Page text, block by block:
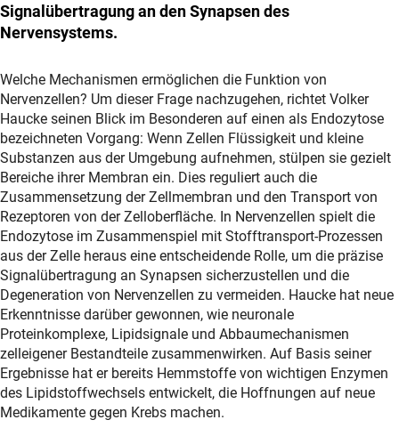
Signalübertragung an den Synapsen des
Nervensystems.
Welche Mechanismen ermöglichen die Funktion von
Nervenzellen? Um dieser Frage nachzugehen, richtet Volker
Haucke seinen Blick im Besonderen auf einen als Endozytose
bezeichneten Vorgang: Wenn Zellen Flüssigkeit und kleine
Substanzen aus der Umgebung aufnehmen, stülpen sie gezielt
Bereiche ihrer Membran ein. Dies reguliert auch die
Zusammensetzung der Zellmembran und den Transport von
Rezeptoren von der Zelloberfläche. In Nervenzellen spielt die
Endozytose im Zusammenspiel mit Stofftransport-Prozessen
aus der Zelle heraus eine entscheidende Rolle, um die präzise
Signalübertragung an Synapsen sicherzustellen und die
Degeneration von Nervenzellen zu vermeiden. Haucke hat neue
Erkenntnisse darüber gewonnen, wie neuronale
Proteinkomplexe, Lipidsignale und Abbaumechanismen
zelleigener Bestandteile zusammenwirken. Auf Basis seiner
Ergebnisse hat er bereits Hemmstoffe von wichtigen Enzymen
des Lipidstoffwechsels entwickelt, die Hoffnungen auf neue
Medikamente gegen Krebs machen.